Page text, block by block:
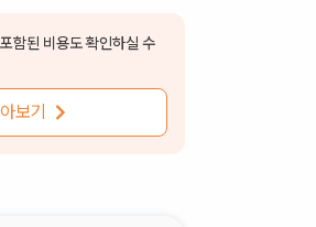
함된 비용도 확인하실 수
보기